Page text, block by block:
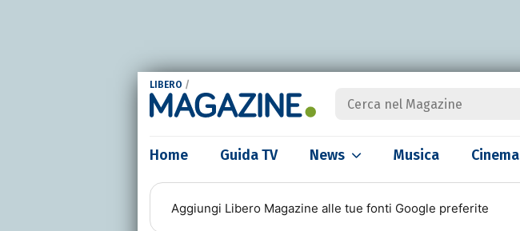
LIBERO /
Home Guida TV News Musica Cinema
Aggiungi Libero Magazine alle tue fonti Google preferite